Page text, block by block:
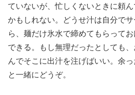
ていないが、忙しくないときに頼
かもしれない。どうせ汁は自分で
ら、麺だけ氷水で締めてもらって
できる。もし無理だったとしても
んでそこに出汁を注げばいい。余
と一緒にどうぞ。